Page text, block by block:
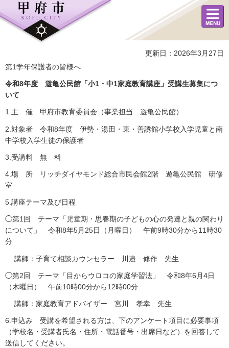
メニュ
ー
更新日：2026年3月27日
第1学年保護者の皆様へ
令和8年度 遊亀公民館「小1・中1家庭教育講座」受講生募集につ
いて
1.主 催 甲府市教育委員会（事業担当 遊亀公民館）
2.対象者 令和8年度 伊勢・湯田・東・善誘館小学校入学児童と南
中学校入学生徒の保護者
3.受講料 無 料
4.場 所 リッチダイヤモンド総合市民会館2階 遊亀公民館 研修
室
5.講座テーマ及び日程
◯第1回 テーマ「児童期・思春期の子どもの心の発達と親の関わり
について」 令和8年5月25日（月曜日） 午前9時30分から11時30
分
講師：子育て相談カウンセラー 川邉 修作 先生
◯第2回 テーマ「目からウロコの家庭学習法」 令和8年6月4日
（木曜日） 午前10時00分から12時00分
講師：家庭教育アドバイザー 宮川 孝幸 先生
6.申込み 受講を希望される方は、下のアンケート項目に必要事項
（学校名・受講者氏名・住所・電話番号・出席日など）を回答して
送信してください。